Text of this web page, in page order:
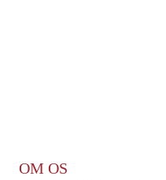
OM OS